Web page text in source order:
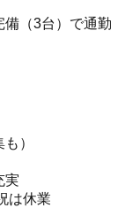
（3台）で通勤
）
実
は休業